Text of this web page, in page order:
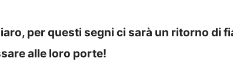
per questi segni ci sarà un ritorno di
alle loro porte!